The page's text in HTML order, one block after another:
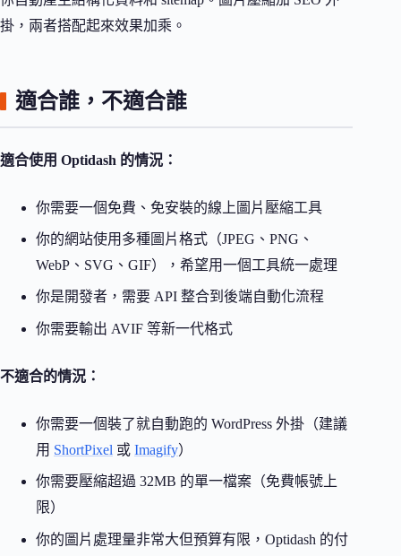
掛，兩者搭配起來效果加乘。
適合誰，不適合誰
適合使用 Optidash 的情況：
你需要一個免費、免安裝的線上圖片壓縮工具
你的網站使用多種圖片格式（JPEG、PNG、
WebP、SVG、GIF），希望用一個工具統一處理
你是開發者，需要 API 整合到後端自動化流程
你需要輸出 AVIF 等新一代格式
不適合的情況：
你需要一個裝了就自動跑的 WordPress 外掛（建議
用 ShortPixel 或 Imagify）
你需要壓縮超過 32MB 的單一檔案（免費帳號上
限）
你的圖片處理量非常大但預算有限，Optidash 的付